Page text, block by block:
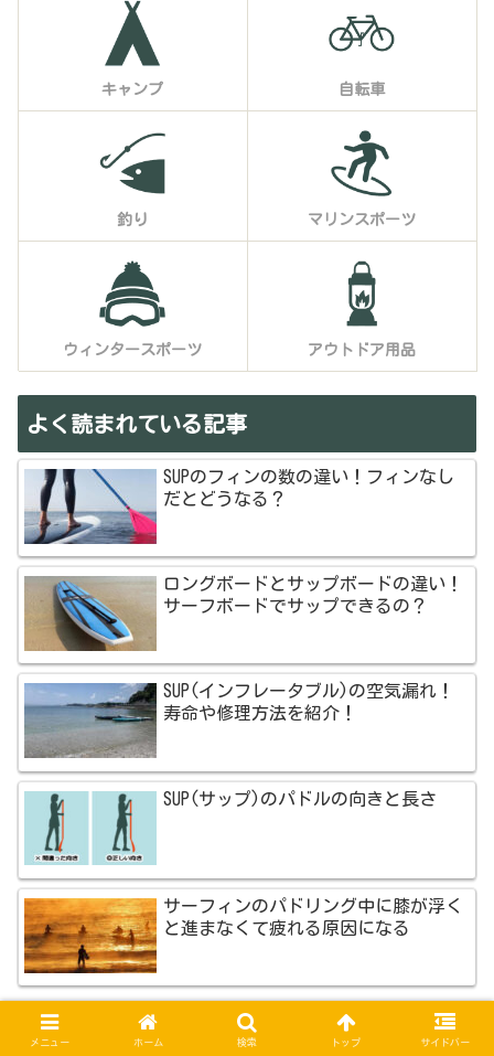
キャンプ 自転車
釣り マリンスポーツ
ウィンタースポーツ アウトドア用品
よく読まれている記事
SUPのフィンの数の違い！フィンなし
だとどうなる？
ロングボードとサップボードの違い！
サーフボードでサップできるの？
SUP(インフレータブル)の空気漏れ！
寿命や修理方法を紹介！
SUP(サップ)のパドルの向きと長さ
サーフィンのパドリング中に膝が浮く
と進まなくて疲れる原因になる
新着記事
メニュー ホーム 検索 トップ サイドバー